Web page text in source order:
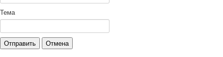
Тема
Отправить Отмена